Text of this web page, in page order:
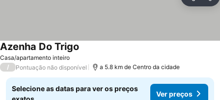
Casa/apartamento inteiro
Azenha Do Trigo
/ Pontuação não disponível a 5.8 km de Centro da cidade
Selecione as datas para ver os preços
Ver preços